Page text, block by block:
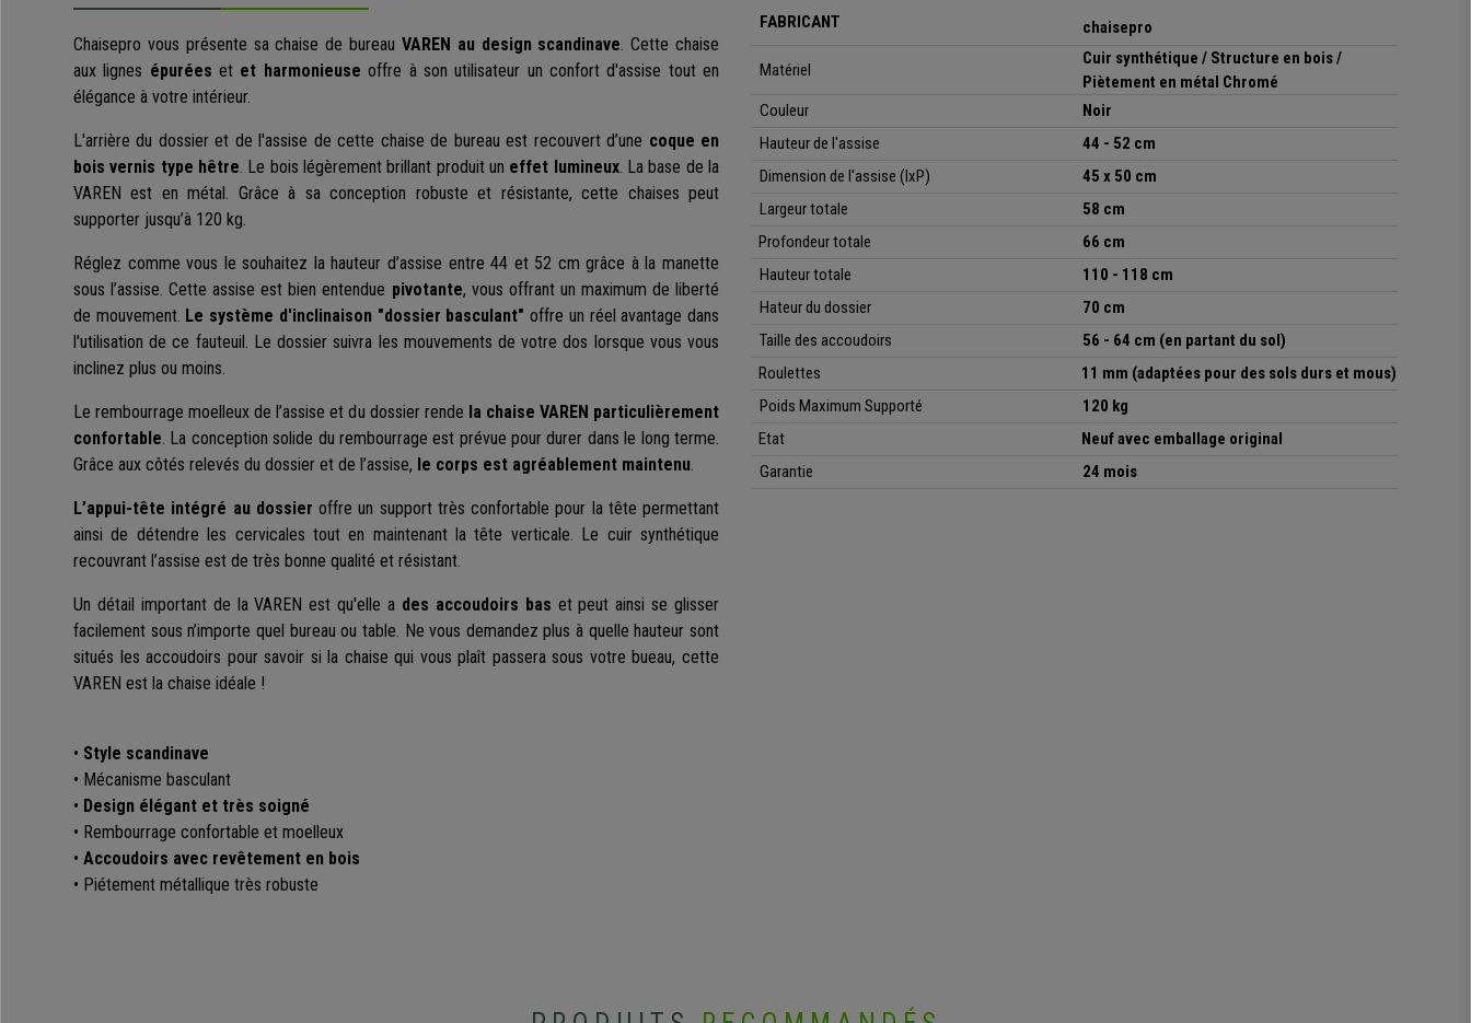
Chaisepro vous présente sa chaise de bureau VAREN au design scandinave. Cette chaise
aux lignes épurées et et harmonieuse offre à son utilisateur un confort d'assise tout en
élégance à votre intérieur.
L'arrière du dossier et de l'assise de cette chaise de bureau est recouvert d’une coque en
bois vernis type hêtre. Le bois légèrement brillant produit un effet lumineux. La base de la
VAREN est en métal. Grâce à sa conception robuste et résistante, cette chaises peut
supporter jusqu’à 120 kg.
Réglez comme vous le souhaitez la hauteur d’assise entre 44 et 52 cm grâce à la manette
sous l’assise. Cette assise est bien entendue pivotante, vous offrant un maximum de liberté
de mouvement. Le système d'inclinaison "dossier basculant" offre un réel avantage dans
l'utilisation de ce fauteuil. Le dossier suivra les mouvements de votre dos lorsque vous vous
inclinez plus ou moins.
Le rembourrage moelleux de l’assise et du dossier rende la chaise VAREN particulièrement
confortable. La conception solide du rembourrage est prévue pour durer dans le long terme.
Grâce aux côtés relevés du dossier et de l’assise, le corps est agréablement maintenu.
L’appui-tête intégré au dossier offre un support très confortable pour la tête permettant
ainsi de détendre les cervicales tout en maintenant la tête verticale. Le cuir synthétique
recouvrant l’assise est de très bonne qualité et résistant.
Un détail important de la VAREN est qu'elle a des accoudoirs bas et peut ainsi se glisser
facilement sous n’importe quel bureau ou table. Ne vous demandez plus à quelle hauteur sont
situés les accoudoirs pour savoir si la chaise qui vous plaît passera sous votre bueau, cette
VAREN est la chaise idéale !
• Style scandinave
• Mécanisme basculant
• Design élégant et très soigné
• Rembourrage confortable et moelleux
• Accoudoirs avec revêtement en bois
• Piétement métallique très robuste
FABRICANT chaisepro
Matériel
Cuir synthétique / Structure en bois /
Piètement en métal Chromé
Couleur
Noir
Hauteur de l'assise
44 - 52 cm
Dimension de l'assise (lxP)
45 x 50 cm
Largeur totale
58 cm
Profondeur totale
66 cm
Hauteur totale
110 - 118 cm
Hateur du dossier
70 cm
Taille des accoudoirs
56 - 64 cm (en partant du sol)
Roulettes
11 mm (adaptées pour des sols durs et mous)
Poids Maximum Supporté
120 kg
Etat
Neuf avec emballage original
Garantie
24 mois